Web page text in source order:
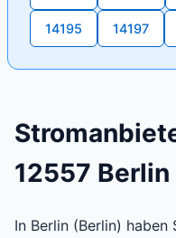
14195 14197
12557 Berlin
In Berlin (Berlin)